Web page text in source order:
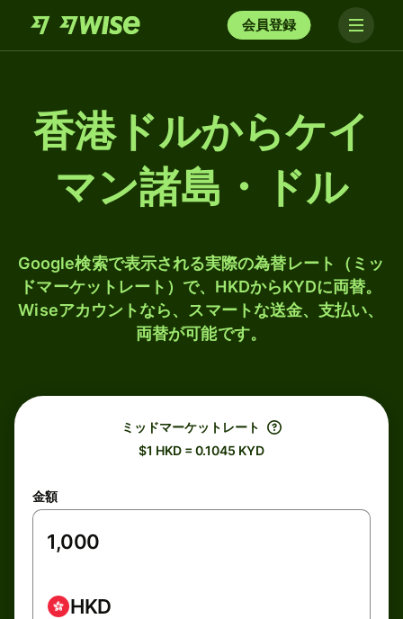
会員登録
香港ドルからケイ
マン諸島・ドル
Google検索で表示される実際の為替レート（ミッ
ドマーケットレート）で、HKDからKYDに両替。
Wiseアカウントなら、スマートな送金、支払い、
両替が可能です。
ミッドマーケットレート
$1 HKD = 0.1045 KYD
金額
HKD